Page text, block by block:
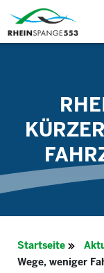
Startseite
Wege, weniger